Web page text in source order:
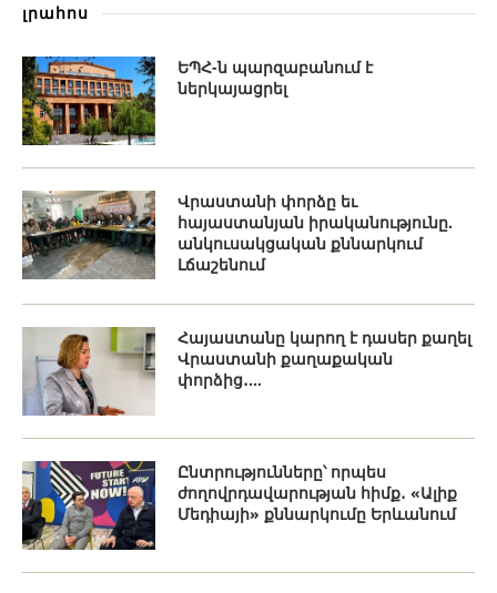
լրահոս
ԵՊՀ-ն պարզաբանում է
ներկայացրել
Վրաստանի փորձը եւ
հայաստանյան իրականությունը.
անկուսակցական քննարկում
Լճաշենում
Հայաստանը կարող է դասեր քաղել
Վրաստանի քաղաքական
փորձից․...
Ընտրությունները՝ որպես
ժողովրդավարության հիմք․ «Ալիք
Մեդիայի» քննարկումը Երևանում